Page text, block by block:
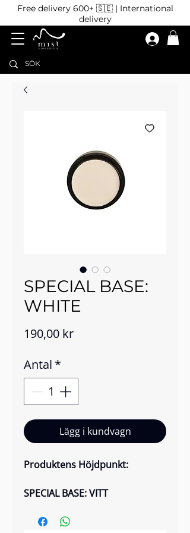
Free delivery 600+ 🇸🇪 | International
delivery
SPECIAL BASE:
WHITE
190,00 krPris
Antal *
Lägg i kundvagn
Produktens Höjdpunkt:
SPECIAL BASE: VITT
Vår Special Base, en lyxig